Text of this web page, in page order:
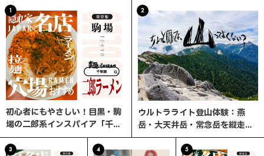
1
初心者にもやさしい！目黒・駒
場の二郎系インスパイア「千里
眼」へ行ってみた
2
ウルトラライト登山体験：燕
岳・大天井岳・常念岳を縦走す
る3日間の旅
3 4 5